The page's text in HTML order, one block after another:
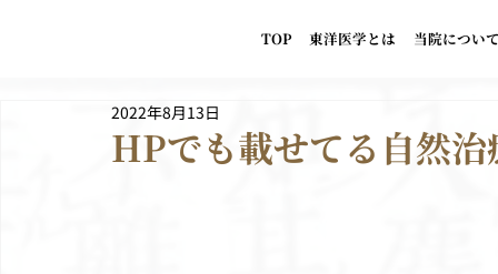
TOP 東洋医学とは 当院につい
HPでも載せてる自然
2022年8月13日